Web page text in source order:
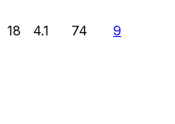
18 4.1 74 9